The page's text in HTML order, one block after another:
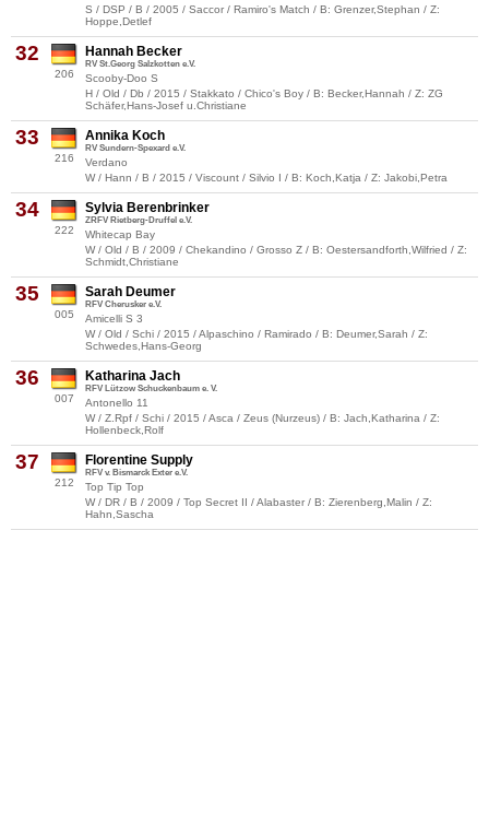
S / DSP / B / 2005 / Saccor / Ramiro's Match / B: Grenzer,Stephan / Z:
Hoppe,Detlef
32
206
Hannah Becker
RV St.Georg Salzkotten e.V.
Scooby-Doo S
H / Old / Db / 2015 / Stakkato / Chico's Boy / B: Becker,Hannah / Z: ZG
Schäfer,Hans-Josef u.Christiane
33
216
Annika Koch
RV Sundern-Spexard e.V.
Verdano
W / Hann / B / 2015 / Viscount / Silvio I / B: Koch,Katja / Z: Jakobi,Petra
34
222
Sylvia Berenbrinker
ZRFV Rietberg-Druffel e.V.
Whitecap Bay
W / Old / B / 2009 / Chekandino / Grosso Z / B: Oestersandforth,Wilfried / Z:
Schmidt,Christiane
35
005
Sarah Deumer
RFV Cherusker e.V.
Amicelli S 3
W / Old / Schi / 2015 / Alpaschino / Ramirado / B: Deumer,Sarah / Z:
Schwedes,Hans-Georg
36
007
Katharina Jach
RFV Lützow Schuckenbaum e. V.
Antonello 11
W / Z.Rpf / Schi / 2015 / Asca / Zeus (Nurzeus) / B: Jach,Katharina / Z:
Hollenbeck,Rolf
37
212
Florentine Supply
RFV v. Bismarck Exter e.V.
Top Tip Top
W / DR / B / 2009 / Top Secret II / Alabaster / B: Zierenberg,Malin / Z:
Hahn,Sascha